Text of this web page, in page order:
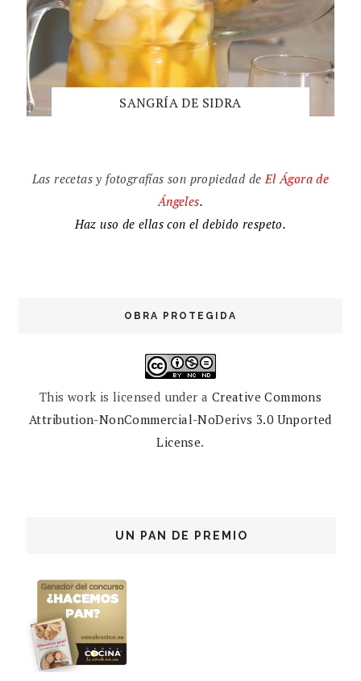
SANGRÍA DE SIDRA
Las recetas y fotografías son propiedad de ElÁgora de
Ángeles.
Haz uso de ellas con el debido respeto.
OBRA PROTEGIDA
This work is licensed under a Creative Commons
Attribution-NonCommercial-NoDerivs 3.0 Unported
License.
UN PAN DE PREMIO